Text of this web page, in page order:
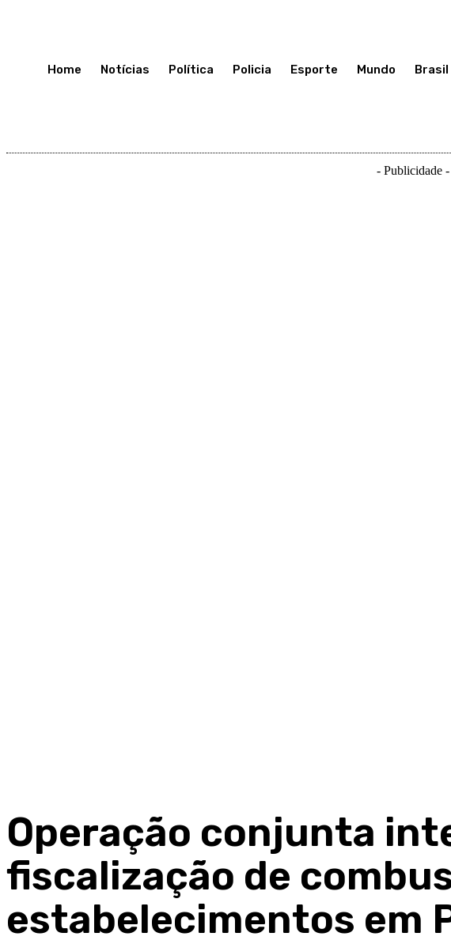
Home Notícias Política Policia Esporte Mundo Brasil
- Publicidade -
Operação conjunta
fiscalização de
estabelecimentos em